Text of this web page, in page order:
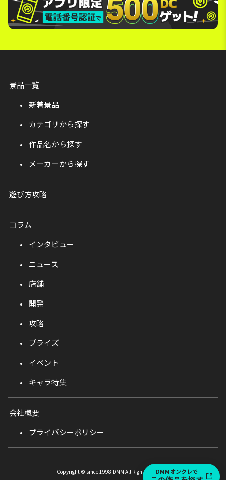
DMMオンクレで
景品一覧
新着景品
カテゴリから探す
作品名から探す
メーカーから探す
遊び方攻略
コラム
インタビュー
ニュース
店舗
開発
攻略
プライズ
イベント
キャラ特集
会社概要
プライバシーポリシー
Copyright © since 1998 DMM All Rights Reserved.